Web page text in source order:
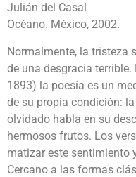
Julián del Casal
Océano. México, 2002.
Normalmente, la tristeza
de una desgracia
1893) la poesía es un
de su propia condición:
olvidado habla en su
hermosos frutos. Los
matizar este sentimiento
Cercano a las formas